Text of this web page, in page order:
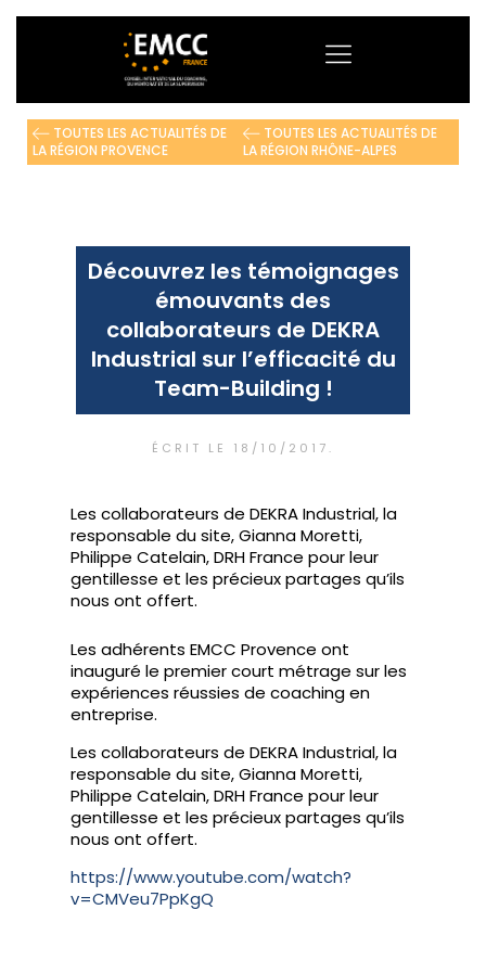
TOUTES LES ACTUALITÉS DE
LA RÉGION PROVENCE
TOUTES LES ACTUALITÉS DE
LA RÉGION RHÔNE-ALPES
Découvrez les témoignages
émouvants des
collaborateurs de DEKRA
Industrial sur l’efficacité du
Team-Building !
ÉCRIT LE 18/10/2017.
Les collaborateurs de DEKRA Industrial, la
responsable du site, Gianna Moretti,
Philippe Catelain, DRH France pour leur
gentillesse et les précieux partages qu’ils
nous ont offert.
Les adhérents EMCC Provence ont
inauguré le premier court métrage sur les
expériences réussies de coaching en
entreprise.
Les collaborateurs de DEKRA Industrial, la
responsable du site, Gianna Moretti,
Philippe Catelain, DRH France pour leur
gentillesse et les précieux partages qu’ils
nous ont offert.
https://www.youtube.com/watch?
v=CMVeu7PpKgQ